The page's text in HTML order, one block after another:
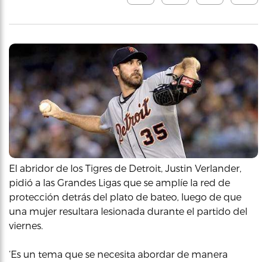
El abridor de los Tigres de Detroit, Justin Verlander,
pidió a las Grandes Ligas que se amplíe la red de
protección detrás del plato de bateo, luego de que
una mujer resultara lesionada durante el partido del
viernes.
‘Es un tema que se necesita abordar de manera